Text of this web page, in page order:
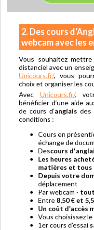
2. Des cours
webcam avec les
Vous souhaitez
distanciel avec un
Unicours.fr/, vous
choix et organiser les
Avec Unicours.fr/,
bénéficier d’une aide
de cours d’anglais des
conditions :
Cours en
échange de
Descours
Les heures
matières et tous
Depuis votre
déplacement
Par webcam -
Entre 8,50 € et
Un coût d’accès
Vous choisissez le
1er cours d’essai